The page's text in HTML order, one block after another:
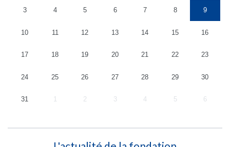
3 4 5 6 7 8 9
10 11 12 13 14 15 16
17 18 19 20 21 22 23
24 25 26 27 28 29 30
31 1 2 3 4 5 6